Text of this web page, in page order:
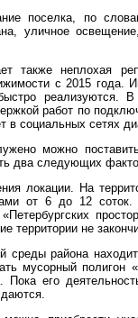
поселка, по
уличное
также неплохая
с 2015
реализуются.
работ по
в социальных сетях
можно
два следующих
локации. На
от 6 до 12
территории не
среды района
мусорный полигон
Пока его